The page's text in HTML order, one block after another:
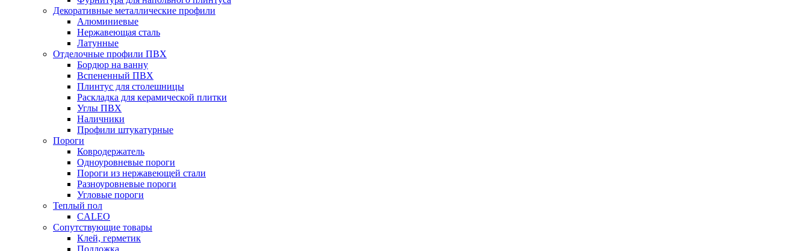
Декоративные металлические профили
Алюминиевые
Нержавеющая сталь
Латунные
Отделочные профили ПВХ
Бордюр на ванну
Вспененный ПВХ
Плинтус для столешницы
Раскладка для керамической плитки
Углы ПВХ
Наличники
Профили штукатурные
Пороги
Ковродержатель
Одноуровневые пороги
Пороги из нержавеющей стали
Разноуровневые пороги
Угловые пороги
Теплый пол
CALEO
Сопутствующие товары
Клей, герметик
Подложка